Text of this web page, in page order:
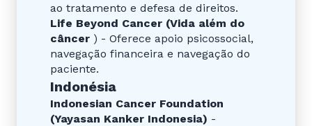
ao tratamento e defesa de direitos.
Life Beyond Cancer (Vida além do
câncer ) - Oferece apoio psicossocial,
navegação financeira e navegação do
paciente.
Indonésia
Indonesian Cancer Foundation
(Yayasan Kanker Indonesia) -